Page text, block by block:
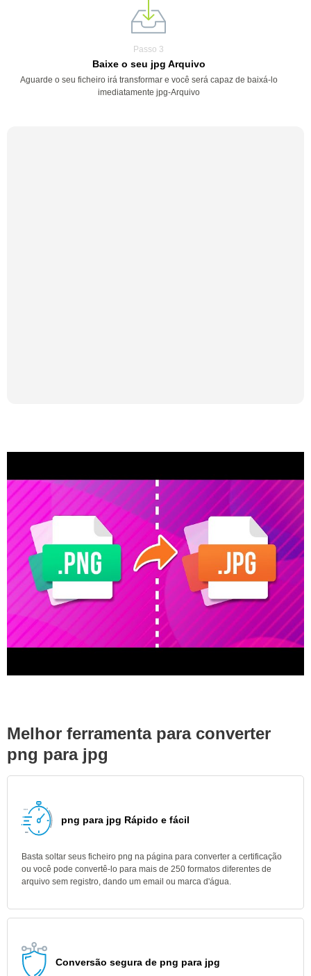
Passo 3
Baixe o seu jpg Arquivo
Aguarde o seu ficheiro irá transformar e você será capaz de baixá-lo
imediatamente jpg-Arquivo
Melhor ferramenta para converter
png para jpg
png para jpg Rápido e fácil
Basta soltar seus ficheiro png na página para converter a certificação
ou você pode convertê-lo para mais de 250 formatos diferentes de
arquivo sem registro, dando um email ou marca d'água.
Conversão segura de png para jpg